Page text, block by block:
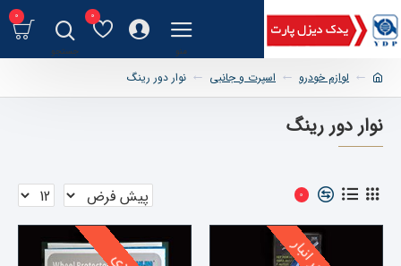
0
0
لوازم خودرو اسپرت و جانبی نوار دور رینگ
نوار دور رینگ
0